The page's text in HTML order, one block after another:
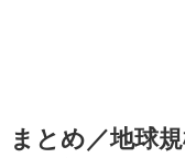
まとめ／地球